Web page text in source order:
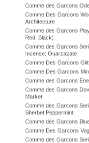
Comme des Garcons
Comme Des Garcons
Architecture
Comme des Garcons
Red, Black)
Comme des Garcons
Incense: Ouarzazate
Comme Des Garcons
Comme Des Garcons
Comme des Garcons
Comme des Garcons
Market
Comme des Garcons
Sherbet Peppermint
Comme des Garcons
Comme Des Garcons
Comme des Garcons